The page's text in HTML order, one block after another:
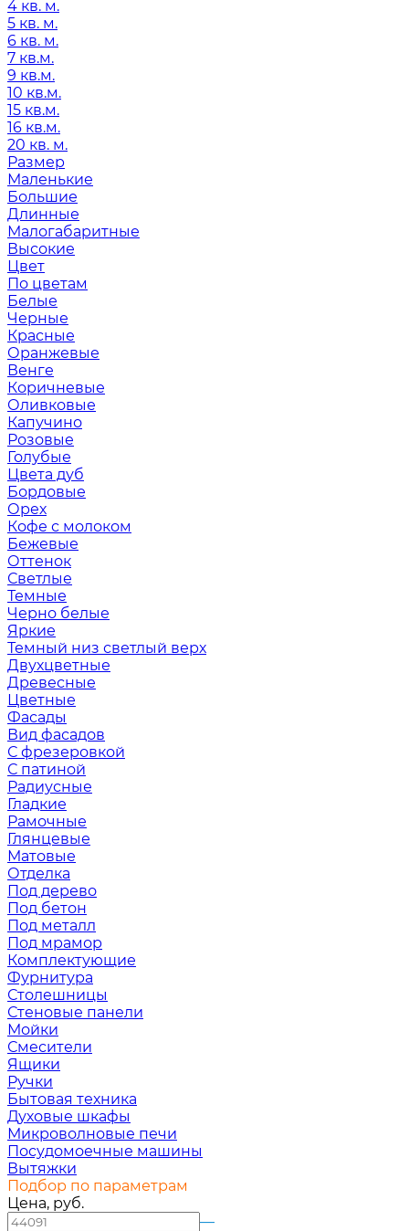
4 кв. м.
5 кв. м.
6 кв. м.
7 кв.м.
9 кв.м.
10 кв.м.
15 кв.м.
16 кв.м.
20 кв. м.
Размер
Маленькие
Большие
Длинные
Малогабаритные
Высокие
Цвет
По цветам
Белые
Черные
Красные
Оранжевые
Венге
Коричневые
Оливковые
Капучино
Розовые
Голубые
Цвета дуб
Бордовые
Орех
Кофе с молоком
Бежевые
Оттенок
Светлые
Темные
Черно белые
Яркие
Темный низ светлый верх
Двухцветные
Древесные
Цветные
Фасады
Вид фасадов
С фрезеровкой
С патиной
Радиусные
Гладкие
Рамочные
Глянцевые
Матовые
Отделка
Под дерево
Под бетон
Под металл
Под мрамор
Комплектующие
Фурнитура
Столешницы
Стеновые панели
Мойки
Смесители
Ящики
Ручки
Бытовая техника
Духовые шкафы
Микроволновые печи
Посудомоечные машины
Вытяжки
Подбор по параметрам
Цена, руб.
—